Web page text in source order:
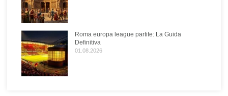
Roma europa league partite: La Guida
Definitiva
01.08.2026